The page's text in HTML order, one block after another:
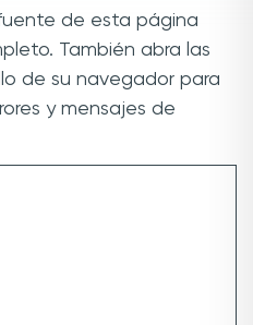
de esta página
También abra las
de su navegador para
y mensajes de